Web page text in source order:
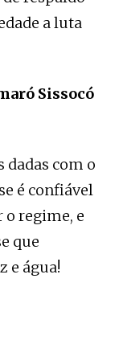
a luta
Sissocó
dadas com o
é confiável
regime, e
que
e água!